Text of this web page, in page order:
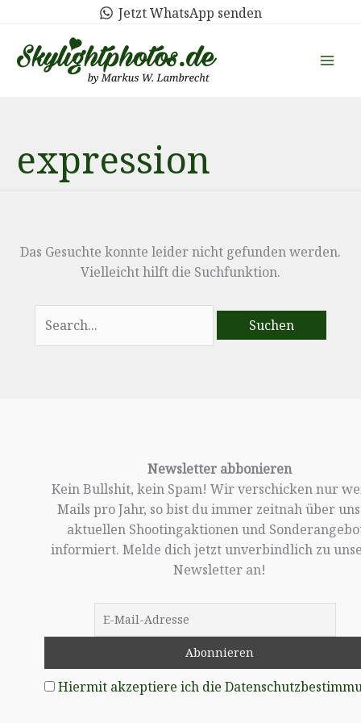
springen
Jetzt WhatsApp senden
expression
Das Gesuchte konnte leider nicht gefunden werden.
Vielleicht hilft die Suchfunktion.
nach:
Newsletter abbonieren
Kein Bullshit, kein Spam! Wir verschicken nur
Mails pro Jahr, so bist du immer zeitnah über
aktuellen Shootingaktionen und
informiert. Melde dich jetzt unverbindlich zu
Newsletter an!
Hiermit akzeptiere ich die